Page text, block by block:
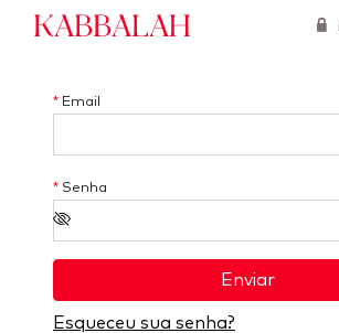
Kabbalah
* Email
* Senha
Enviar
Esqueceu sua senha?